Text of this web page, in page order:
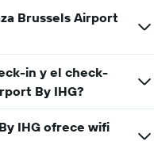
Brussels Airport
in y el check-
By IHG?
IHG ofrece wifi